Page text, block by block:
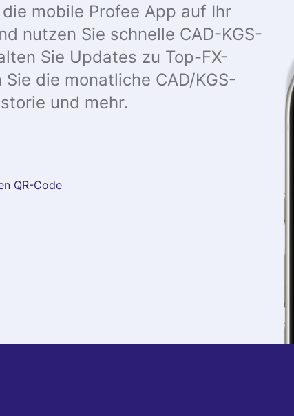
mobile Profee App auf Ihr
nutzen Sie schnelle CAD-KGS-
Sie Updates zu Top-FX-
Sie die monatliche CAD/KGS-
und mehr.
QR-Code